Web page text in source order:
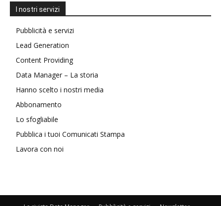
I nostri servizi
Pubblicità e servizi
Lead Generation
Content Providing
Data Manager – La storia
Hanno scelto i nostri media
Abbonamento
Lo sfogliabile
Pubblica i tuoi Comunicati Stampa
Lavora con noi